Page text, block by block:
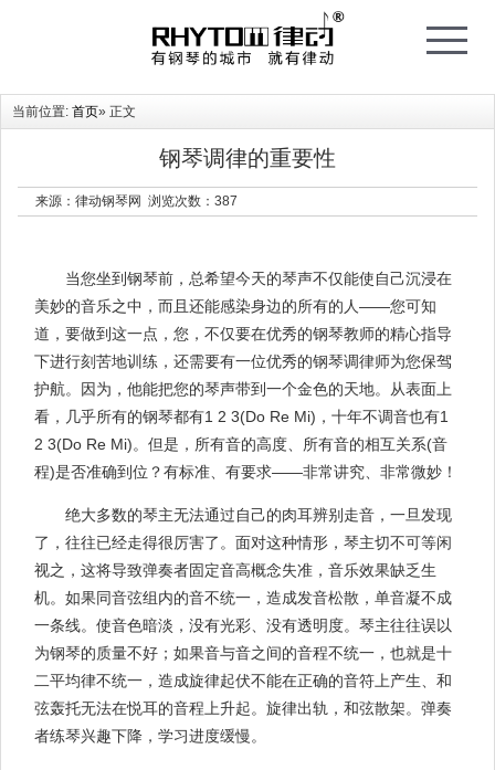
e
t
o
当前位置: 首页» 正文
钢琴调律的重要性
来源：律动钢琴网 浏览次数： 387
当您坐到钢琴前，总希望今天的琴声不仅能使自己沉浸在
美妙的音乐之中，而且还能感染身边的所有的人——您可知
道，要做到这一点，您，不仅要在优秀的钢琴教师的精心指导
下进行刻苦地训练，还需要有一位优秀的钢琴调律师为您保驾
护航。因为，他能把您的琴声带到一个金色的天地。从表面上
看，几乎所有的钢琴都有1 2 3(Do Re Mi)，十年不调音也有1
2 3(Do Re Mi)。但是，所有音的高度、所有音的相互关系(音
程)是否准确到位？有标准、有要求——非常讲究、非常微妙！
绝大多数的琴主无法通过自己的肉耳辨别走音，一旦发现
了，往往已经走得很厉害了。面对这种情形，琴主切不可等闲
视之，这将导致弹奏者固定音高概念失准，音乐效果缺乏生
机。如果同音弦组内的音不统一，造成发音松散，单音凝不成
一条线。使音色暗淡，没有光彩、没有透明度。琴主往往误以
为钢琴的质量不好；如果音与音之间的音程不统一，也就是十
二平均律不统一，造成旋律起伏不能在正确的音符上产生、和
弦轰托无法在悦耳的音程上升起。旋律出轨，和弦散架。弹奏
者练琴兴趣下降，学习进度缓慢。